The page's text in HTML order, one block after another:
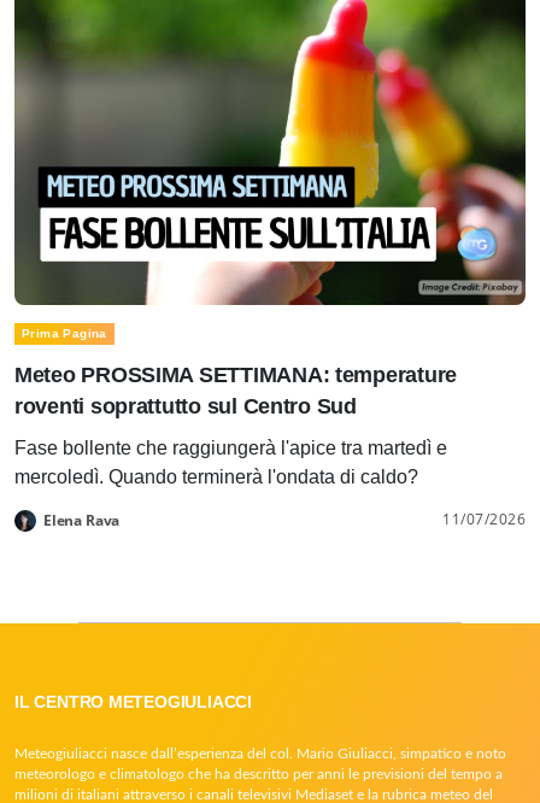
Prima Pagina
Meteo PROSSIMA SETTIMANA: temperature
roventi soprattutto sul Centro Sud
Fase bollente che raggiungerà l'apice tra martedì e
mercoledì. Quando terminerà l'ondata di caldo?
Elena Rava 11/07/2026
IL CENTRO METEOGIULIACCI
Meteogiuliacci nasce dall’esperienza del col. Mario Giuliacci, simpatico e noto
meteorologo e climatologo che ha descritto per anni le previsioni del tempo a
milioni di italiani attraverso i canali televisivi Mediaset e la rubrica meteo del